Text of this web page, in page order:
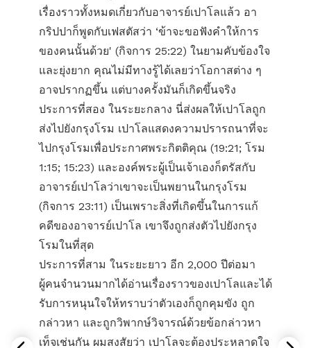
เรื่องราวทั้งหมดเกี่ยวกับอาจารย์เปาโลแล้ว อา
กริปปาก็พูดกับเฟสตัสว่า ‘ข้าจะขอฟังคำให้การ
ของคนนั้นด้วย' (กิจการ 25:22) ในยามคับข้องใจ
และยุ่งยาก คุณไม่มีทางรู้ได้เลยว่าโอกาสต่าง ๆ
อาจปรากฏขึ้น แต่บางครั้งมันก็เกิดขึ้นจริง
ประการที่สอง ในระยะกลาง นี่ส่งผลให้เปาโลถูก
ส่งไปยังกรุงโรม เปาโลแสดงความปรารถนาที่จะ
ไปกรุงโรมเพื่อประกาศพระกิตติคุณ (19:21; โรม
1:15; 15:23) และองค์พระผู้เป็นเจ้าเองก็ตรัสกับ
อาจารย์เปาโลว่าเขาจะเป็นพยานในกรุงโรม
(กิจการ 23:11) เป็นเพราะสิ่งที่เกิดขึ้นในการแก้
คดีของอาจารย์เปาโล เขาจึงถูกส่งตัวไปยังกรุง
โรมในที่สุด
ประการที่สาม ในระยะยาว อีก 2,000 ปีต่อมา
ผู้คนจำนวนมากได้อ่านเรื่องราวของเปาโลและได้
รับการหนุนใจให้ทราบว่าตัวเองก็ถูกคุมขัง ถูก
กล่าวหา และถูกวิพากษ์วิจารณ์ด้วยข้อกล่าวหา
เท็จเช่นกัน ผมสงสัยว่า เปาโลจะต้องประหลาดใจ